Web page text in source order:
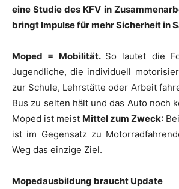
eine Studie des KFV in
bringt Impulse für mehr Sicherheit in
Moped = Mobilität. So lautet die
Jugendliche, die individuell
zur Schule, Lehrstätte oder Arbeit
Bus zu selten hält und das Auto noch
Moped ist meist Mittel zum Zweck:
ist im Gegensatz zu
Weg das einzige Ziel.
Mopedausbildung braucht Update